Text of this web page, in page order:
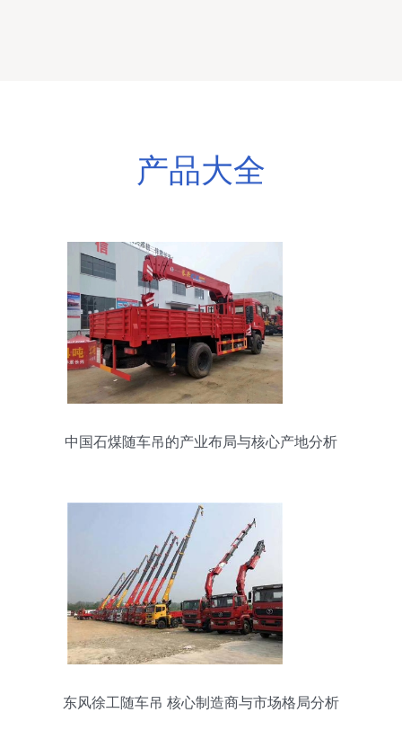
产品大全
中国石煤随车吊的产业布局与核心产地分析
东风徐工随车吊 核心制造商与市场格局分析